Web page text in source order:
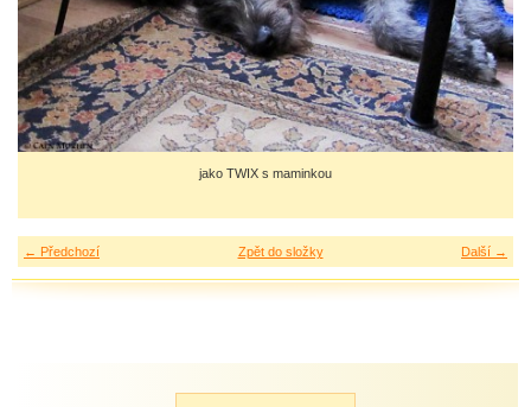
jako TWIX s maminkou
← Předchozí Další →
Zpět do složky